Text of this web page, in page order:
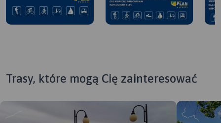
Trasy, które mogą Cię zainteresować